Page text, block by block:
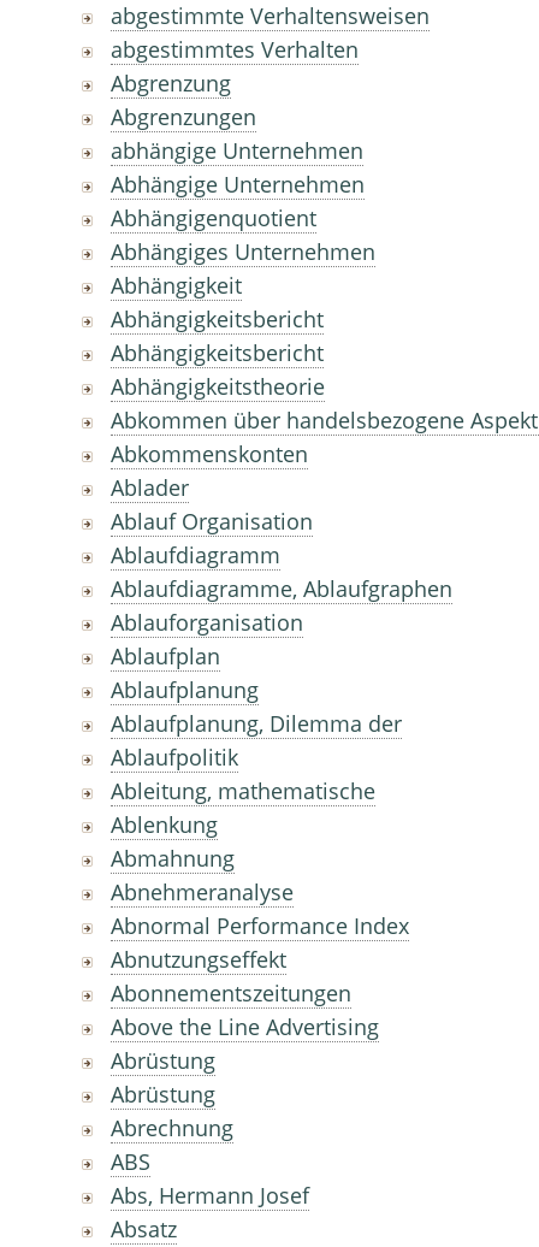
abgestimmte Verhaltensweisen
abgestimmtes Verhalten
Abgrenzung
Abgrenzungen
abhängige Unternehmen
Abhängige Unternehmen
Abhängigenquotient
Abhängiges Unternehmen
Abhängigkeit
Abhängigkeitsbericht
Abhängigkeitsbericht
Abhängigkeitstheorie
Abkommen über handelsbezogene
Abkommenskonten
Ablader
Ablauf Organisation
Ablaufdiagramm
Ablaufdiagramme, Ablaufgraphen
Ablauforganisation
Ablaufplan
Ablaufplanung
Ablaufplanung, Dilemma der
Ablaufpolitik
Ableitung, mathematische
Ablenkung
Abmahnung
Abnehmeranalyse
Abnormal Performance Index
Abnutzungseffekt
Abonnementszeitungen
Above the Line Advertising
Abrüstung
Abrüstung
Abrechnung
ABS
Abs, Hermann Josef
Absatz